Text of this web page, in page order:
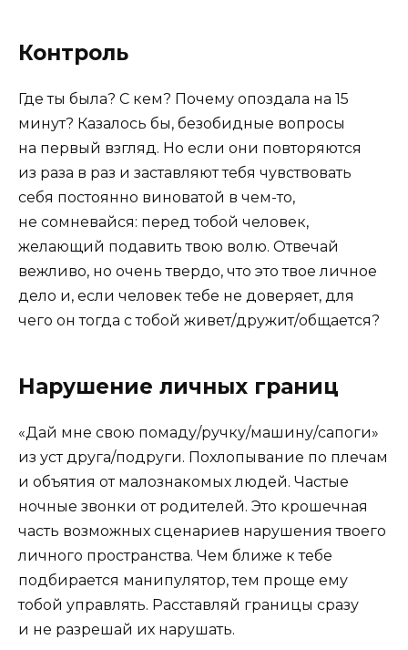
Контроль
Где ты была? С кем? Почему опоздала на 15
минут? Казалось бы, безобидные вопросы
на первый взгляд. Но если они повторяются
из раза в раз и заставляют тебя чувствовать
себя постоянно виноватой в чем-то,
не сомневайся: перед тобой человек,
желающий подавить твою волю. Отвечай
вежливо, но очень твердо, что это твое личное
дело и, если человек тебе не доверяет, для
чего он тогда с тобой живет/дружит/общается?
Нарушение личных границ
«Дай мне свою помаду/ручку/машину/сапоги»
из уст друга/подруги. Похлопывание по плечам
и объятия от малознакомых людей. Частые
ночные звонки от родителей. Это крошечная
часть возможных сценариев нарушения твоего
личного пространства. Чем ближе к тебе
подбирается манипулятор, тем проще ему
тобой управлять. Расставляй границы сразу
и не разрешай их нарушать.